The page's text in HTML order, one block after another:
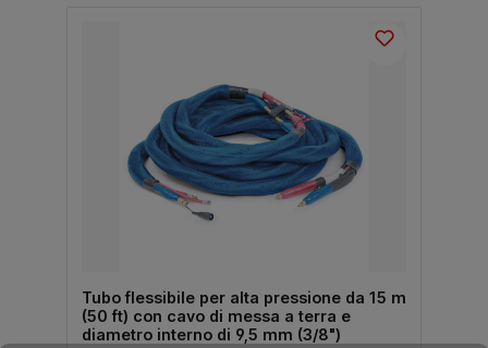
Tubo flessibile per alta pressione da 15 m
(50 ft) con cavo di messa a terra e
diametro interno di 9,5 mm (3/8")